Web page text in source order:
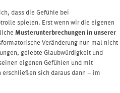
dass die Gefühle bei
spielen. Erst wenn wir die eigenen
Musterunterbrechungen in unserer
Veränderung nun mal nicht
gelebte Glaubwürdigkeit und
eigenen Gefühlen und mit
erschließen sich daraus dann – im